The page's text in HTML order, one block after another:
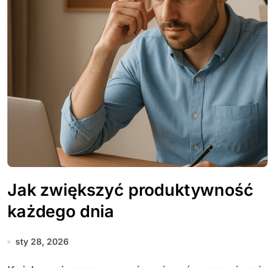
Jak zwiększyć produktywność
każdego dnia
sty 28, 2026